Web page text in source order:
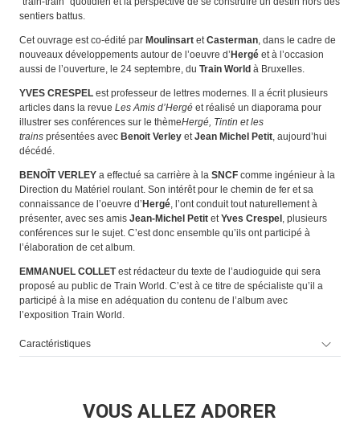
sentiers battus.
Cet ouvrage est co-édité par Moulinsartet Casterman, dans le cadre de
nouveaux développements autour de l’oeuvre d’Hergéet à l’occasion
aussi de l’ouverture, le 24 septembre, du Train Worldà Bruxelles.
YVES CRESPELest professeur de lettres modernes. Il a écrit plusieurs
articles dans la revue Les Amis d’Hergéet réalisé un diaporama pour
illustrer ses conférences sur le thèmeHergé, Tintin et les
trainsprésentées avec Benoit Verleyet Jean Michel Petit, aujourd’hui
décédé.
BENOÎT VERLEYa effectué sa carrière à la SNCFcomme ingénieur à la
Direction du Matériel roulant. Son intérêt pour le chemin de fer et sa
connaissance de l’oeuvre d’Hergé, l’ont conduit tout naturellement à
présenter, avec ses amis Jean-Michel Petitet Yves Crespel, plusieurs
conférences sur le sujet. C’est donc ensemble qu’ils ont participé à
l’élaboration de cet album.
EMMANUEL COLLETest rédacteur du texte de l’audioguide qui sera
proposé au public de Train World. C’est à ce titre de spécialiste qu’il a
participé à la mise en adéquation du contenu de l’album avec
l’exposition Train World.
Caractéristiques
VOUS ALLEZ ADORER